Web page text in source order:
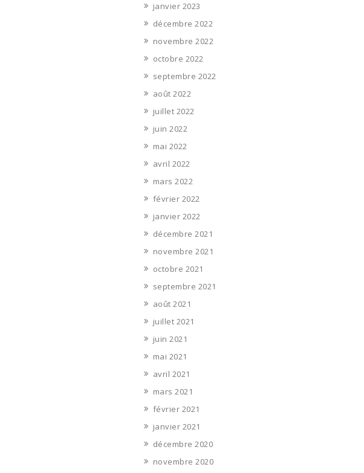
janvier 2023
décembre 2022
novembre 2022
octobre 2022
septembre 2022
août 2022
juillet 2022
juin 2022
mai 2022
avril 2022
mars 2022
février 2022
janvier 2022
décembre 2021
novembre 2021
octobre 2021
septembre 2021
août 2021
juillet 2021
juin 2021
mai 2021
avril 2021
mars 2021
février 2021
janvier 2021
décembre 2020
novembre 2020